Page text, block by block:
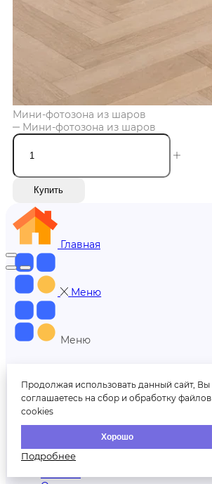
Мини-фотозона из шаров
Мини-фотозона из шаров
Купить
Главная
Меню
Меню
+7 (812) 606-70-00
Обратный звонок
Партнерам
Доставка
Продолжая использовать данный сайт, Вы
соглашаетесь на сбор и обработку файлов
cookies
Хорошо
Подробнее